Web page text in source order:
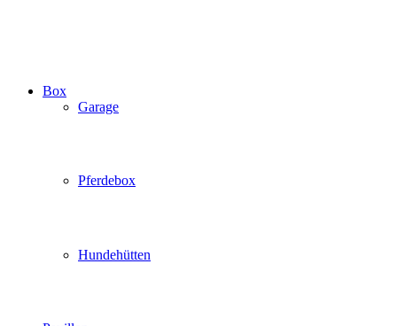
Box
Garage
Pferdebox
Hundehütten